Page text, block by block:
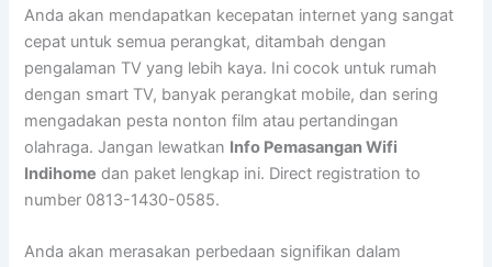
Anda akan mendapatkan kecepatan internet yang sangat
cepat untuk semua perangkat, ditambah dengan
pengalaman TV yang lebih kaya. Ini cocok untuk rumah
dengan smart TV, banyak perangkat mobile, dan sering
mengadakan pesta nonton film atau pertandingan
olahraga. Jangan lewatkan Info Pemasangan Wifi
Indihome dan paket lengkap ini. Direct registration to
number 0813-1430-0585.
Anda akan merasakan perbedaan signifikan dalam